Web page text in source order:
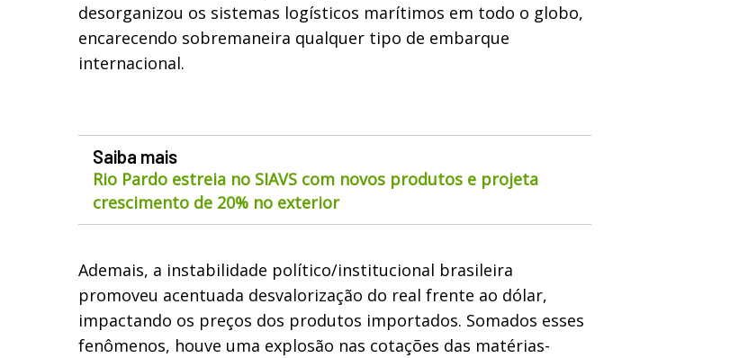
desorganizou os sistemas logísticos marítimos em todo o globo,
encarecendo sobremaneira qualquer tipo de embarque
internacional.
Saiba mais
Rio Pardo estreia no SIAVS com novos produtos e projeta
crescimento de 20% no exterior
Ademais, a instabilidade político/institucional brasileira
promoveu acentuada desvalorização do real frente ao dólar,
impactando os preços dos produtos importados. Somados esses
fenômenos, houve uma explosão nas cotações das matérias-